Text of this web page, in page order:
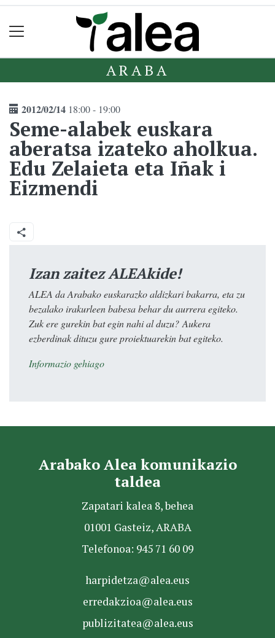
ARABA
2012/02/14 18:00 - 19:00
Seme-alabek euskara
aberatsa izateko aholkua.
Edu Zelaieta eta Iñak i
Eizmendi
Izan zaitez ALEAkide!
ALEA da Arabako euskarazko aldizkari bakarra, eta zu
bezalako irakurleen babesa behar du aurrera egiteko.
Zuk ere gurekin bat egin nahi al duzu? Aukera
ezberdinak dituzu gure proiektuarekin bat egiteko.
Informazio gehiago
Arabako Alea komunikazio
taldea
Zapatari kalea 8, behea
01001 Gasteiz, ARABA
Telefonoa: 945 71 60 09
harpidetza@alea.eus
erredakzioa@alea.eus
publizitatea@alea.eus